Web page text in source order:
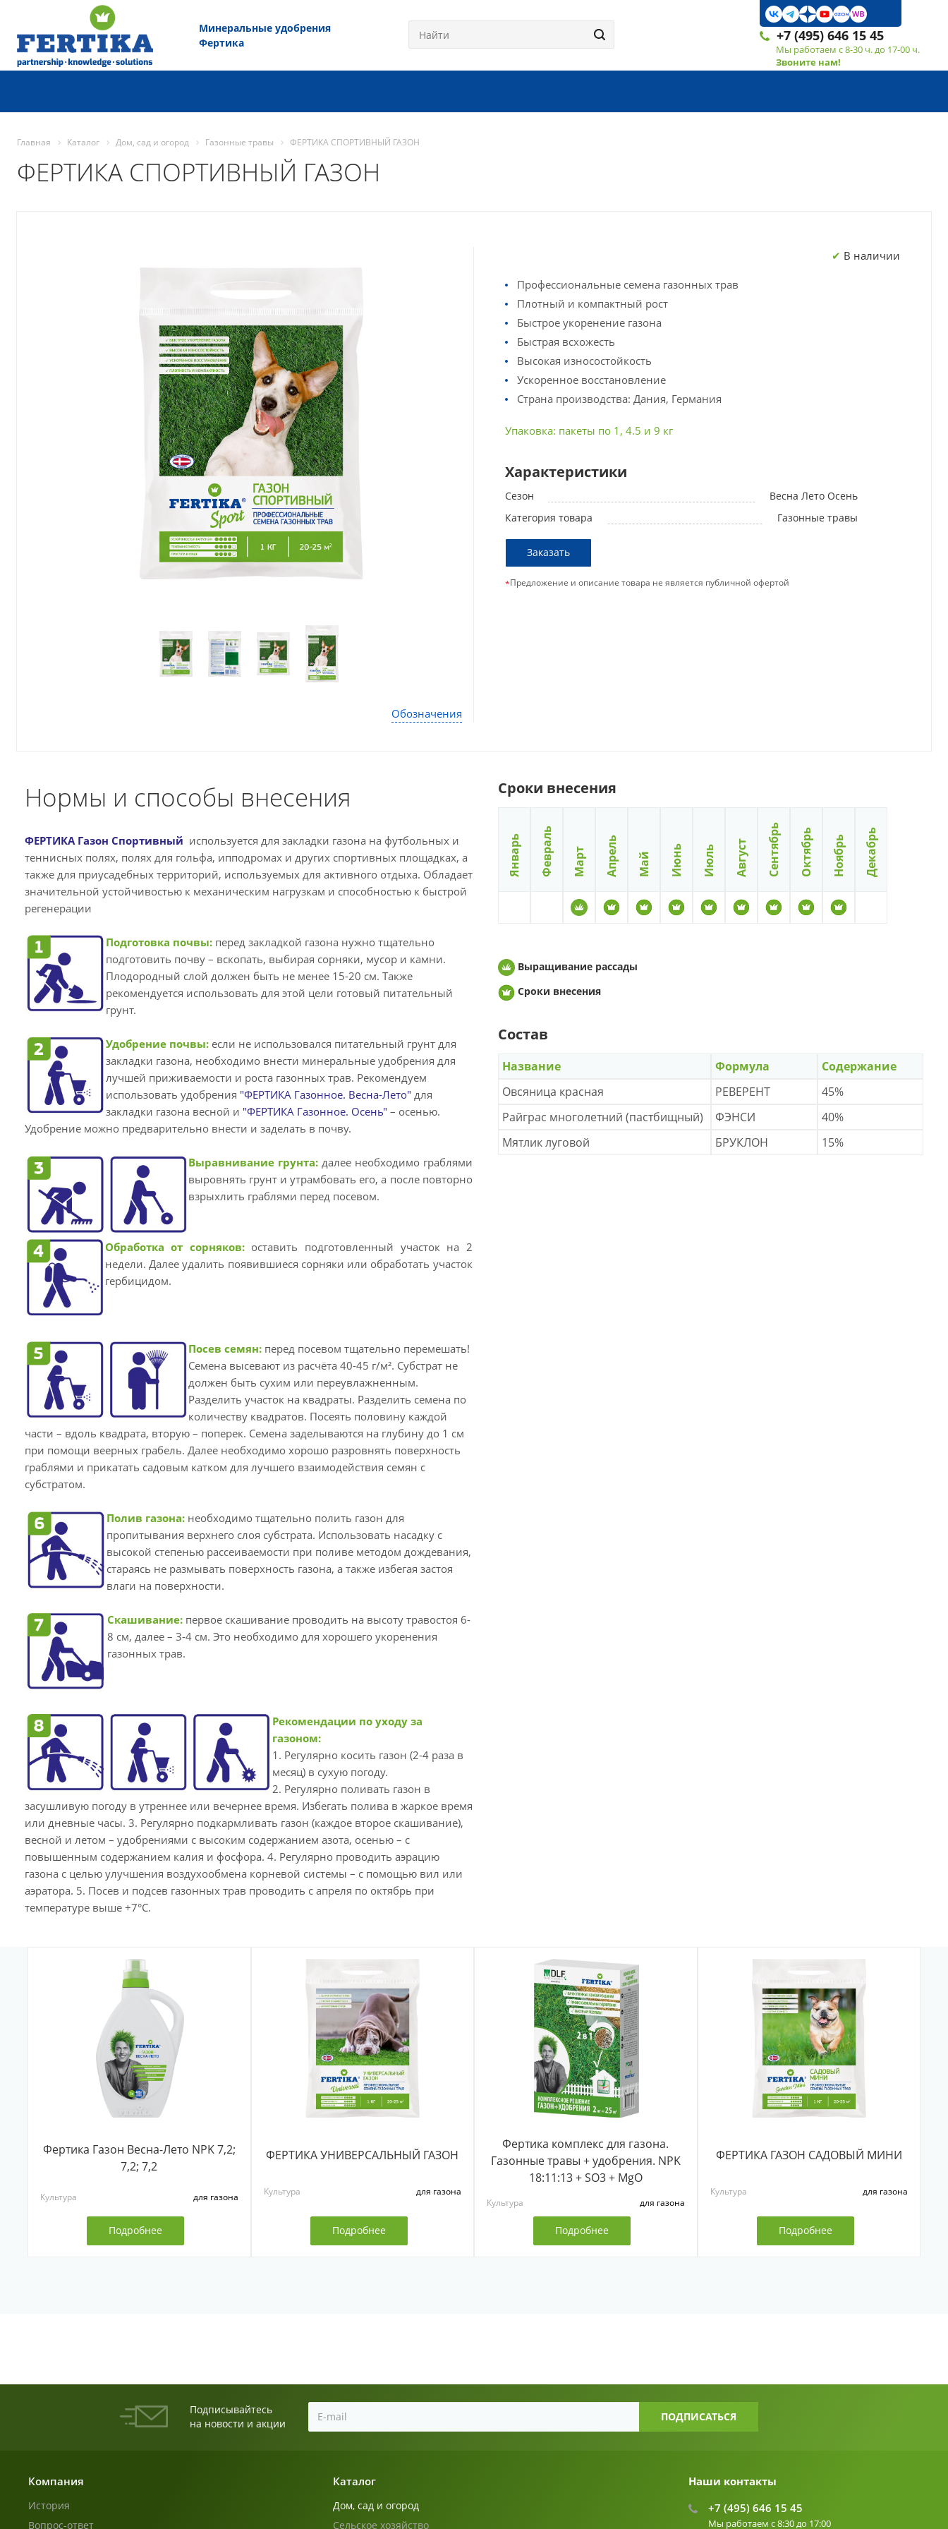
Минеральные удобрения
Фертика
+7 (495) 646 15 45
Мы работаем с 8-30 ч. до 17-00 ч.
Звоните нам!
Главная Каталог Дом, сад и огород Газонные травы ФЕРТИКА СПОРТИВНЫЙ ГАЗОН
ФЕРТИКА СПОРТИВНЫЙ ГАЗОН
Обозначения
В наличии
Профессиональные семена газонных трав
Плотный и компактный рост
Быстрое укоренение газона
Быстрая всхожесть
Высокая износостойкость
Ускоренное восстановление
Страна производства: Дания, Германия
Упаковка: пакеты по 1, 4.5 и 9 кг
Характеристики
Сезон
Весна Лето Осень
Категория товара
Газонные травы
Заказать
*Предложение и описание товара не является публичной офертой
Нормы и способы внесения
ФЕРТИКА Газон Спортивный используется для закладки газона на футбольных и
теннисных полях, полях для гольфа, ипподромах и других спортивных площадках, а
также для приусадебных территорий, используемых для активного отдыха. Обладает
значительной устойчивостью к механическим нагрузкам и способностью к быстрой
регенерации
Подготовка почвы:перед закладкой газона нужно тщательно
подготовить почву – вскопать, выбирая сорняки, мусор и камни.
Плодородный слой должен быть не менее 15-20 см. Также
рекомендуется использовать для этой цели готовый питательный
грунт.
Удобрение почвы:если не использовался питательный грунт для
закладки газона, необходимо внести минеральные удобрения для
лучшей приживаемости и роста газонных трав. Рекомендуем
использовать удобрения "ФЕРТИКА Газонное. Весна-Лето" для
закладки газона весной и "ФЕРТИКА Газонное. Осень" – осенью.
Удобрение можно предварительно внести и заделать в почву.
Выравнивание грунта:далее необходимо граблями
выровнять грунт и утрамбовать его, а после повторно
взрыхлить граблями перед посевом.
Обработка от сорняков:оставить подготовленный участок на 2
недели. Далее удалить появившиеся сорняки или обработать участок
гербицидом.
Посев семян:перед посевом тщательно перемешать!
Семена высевают из расчёта 40-45 г/м². Субстрат не
должен быть сухим или переувлажненным.
Разделить участок на квадраты. Разделить семена по
количеству квадратов. Посеять половину каждой
части – вдоль квадрата, вторую – поперек. Семена заделываются на глубину до 1 см
при помощи веерных грабель. Далее необходимо хорошо разровнять поверхность
граблями и прикатать садовым катком для лучшего взаимодействия семян с
субстратом.
Полив газона: необходимо тщательно полить газон для
пропитывания верхнего слоя субстрата. Использовать насадку с
высокой степенью рассеиваемости при поливе методом дождевания,
стараясь не размывать поверхность газона, а также избегая застоя
влаги на поверхности.
Скашивание:первое скашивание проводить на высоту травостоя 6-
8 см, далее – 3-4 см. Это необходимо для хорошего укоренения
газонных трав.
Рекомендации по уходу за
газоном:
1. Регулярно косить газон (2-4 раза в
месяц) в сухую погоду.
2. Регулярно поливать газон в
засушливую погоду в утреннее или вечернее время. Избегать полива в жаркое время
или дневные часы. 3. Регулярно подкармливать газон (каждое второе скашивание),
весной и летом – удобрениями с высоким содержанием азота, осенью – с
повышенным содержанием калия и фосфора. 4. Регулярно проводить аэрацию
газона с целью улучшения воздухообмена корневой системы – с помощью вил или
аэратора. 5. Посев и подсев газонных трав проводить с апреля по октябрь при
температуре выше +7°C.
Сроки внесения
Январь Февраль Март Апрель Май Июнь Июль Август Сентябрь Октябрь Ноябрь Декабрь
Выращивание рассады
Сроки внесения
Состав
Название Формула
Содержание
Овсяница красная
РЕВЕРЕНТ
45%
Райграс многолетний (пастбищный)
ФЭНСИ
40%
Мятлик луговой
БРУКЛОН 15%
Фертика Газон Весна-Лето NPK 7,2;
7,2; 7,2
Культура для газона
Подробнее
ФЕРТИКА УНИВЕРСАЛЬНЫЙ ГАЗОН
Культура для газона
Подробнее
Фертика комплекс для газона.
Газонные травы + удобрения. NPK
18:11:13 + SO3 + MgO
Культура для газона
Подробнее
ФЕРТИКА ГАЗОН САДОВЫЙ МИНИ
Культура для газона
Подробнее
Подписывайтесь
на новости и акции
Компания
История
Вопрос-ответ
Каталог
Дом, сад и огород
Сельское хозяйство
Наши контакты
+7 (495) 646 15 45
Мы работаем с 8:30 до 17:00